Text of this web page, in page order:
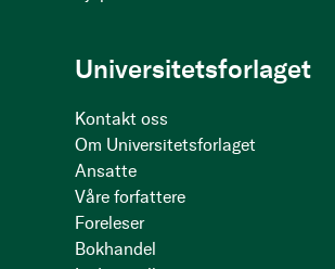
Universitetsforlaget
Kontakt oss
Om Universitetsforlaget
Ansatte
Våre forfattere
Foreleser
Bokhandel